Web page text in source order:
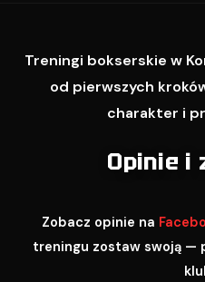
Treningi bokserskie w
od pierwszych
charakter i
Opinie i
Zobacz opinie na
treningu zostaw swoją —